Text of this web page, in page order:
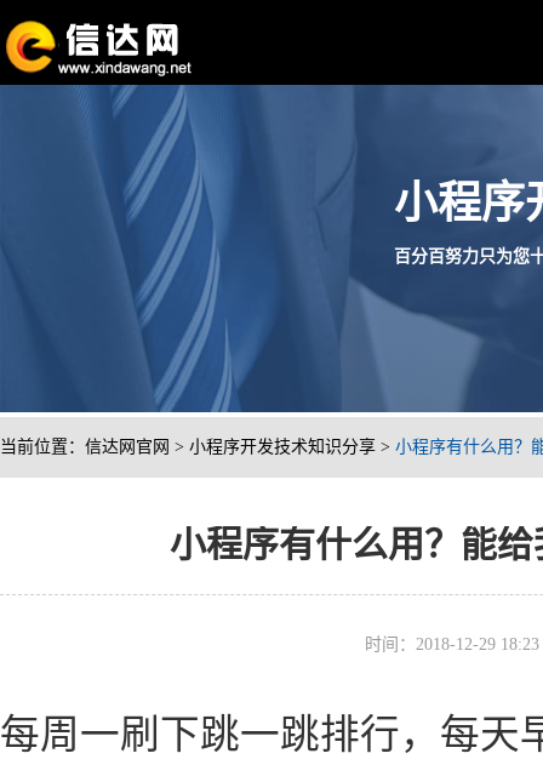
小程序
百分百努力只为您
当前位置： 信达网官网 > 小程序开发技术知识分享 > 小程序有什么用？
小程序有什么用？能
时间：2018-12-29
每周一刷下跳一跳排行，每天